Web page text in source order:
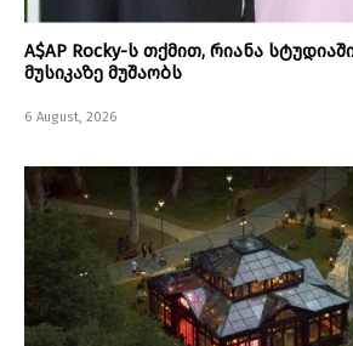
A$AP Rocky-ს თქმით, რიანა
მუსიკაზე მუშაობს
6 August, 2026